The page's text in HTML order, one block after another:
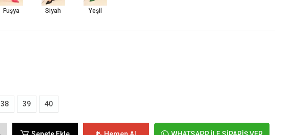
Fuşya Siyah Yeşil
38 39 40